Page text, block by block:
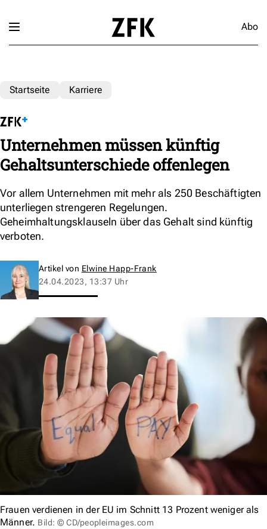
Abo
Startseite Karriere
Unternehmen müssen künftig
Gehaltsunterschiede offenlegen
Vor allem Unternehmen mit mehr als 250 Beschäftigten
unterliegen strengeren Regelungen.
Geheimhaltungsklauseln über das Gehalt sind künftig
verboten.
Artikel von Elwine Happ-Frank
24.04.2023, 13:37 Uhr
Frauen verdienen in der EU im Schnitt 13 Prozent weniger als
Männer. Bild: © CD/peopleimages.com